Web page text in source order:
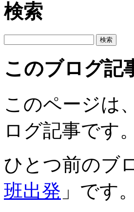
検索
このブログ記
このページは
ログ記事です。
ひとつ前のブ
班出発 」です。